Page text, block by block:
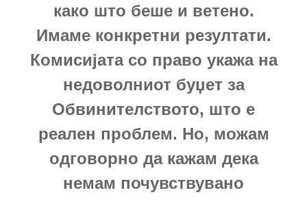
како што беше и ветено.
Имаме конкретни резултати.
Комисијата со право укажа на
недоволниот буџет за
Обвинителството, што е
реален проблем. Но, можам
одговорно да кажам дека
немам почувствувано